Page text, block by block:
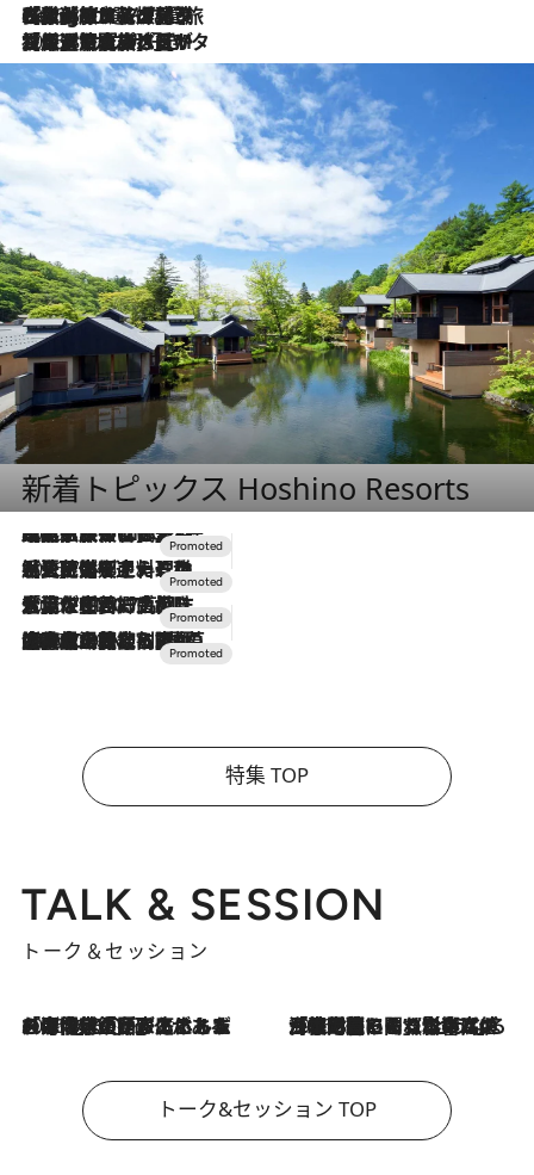
2026.8.4
【厳選旅コスメ】「紫外線＆乾燥対策しながらメイク感も！」ヘア＆メイクGeorgeが選んだ夏旅ベストコスメを発表！【Mサイズジップ】
2026.8.3
【厳選旅コスメ】「保湿もタイパ重視！」“サウナ好き”タレント清水みさとが愛用する夏旅ベストコスメを発表！【Mサイズジップ】
新着トピックス Hoshino Resorts
2026.7.31
【ホテル帰省】という選択肢をOMOが提案。家族とほどよい距離を保つには「昼は実家、夜は気兼ねなくホテルで！」
2026.7.24
【夏限定ディナーコース】旬を迎える稚鮎や花ズッキーニなどをイタリア・トスカーナの郷土料理の手法で満喫！
2026.7.17
「土佐和ハーブかき氷」がOMO7高知に登場！生姜、山椒、大葉など目にも舌にも涼を呼ぶ郷土の味
2026.7.10
NEW OPEN！【界 草津】名湯の地に誕生。趣の異なる2種の温泉と上州ならではの会席・蕎麦割烹など美食を味わう究極の癒やし旅
特集 TOP
TALK & SESSION
トーク＆セッション
2026.8.3
「今後値上げがあるとすれば…」「リスクがあるのは今年の冬」エネルギー専門家が語る、ホルムズ海峡封鎖が家庭にもたらす“ある心配” 2026.8.3
「住宅建てられない…」「サーチャージ料の高値が続いている」ホルムズ海峡封鎖による影響はいつまで続く？《エネルギー専門家に聞く“どうなる日本の暮らし”》
トーク&セッション TOP